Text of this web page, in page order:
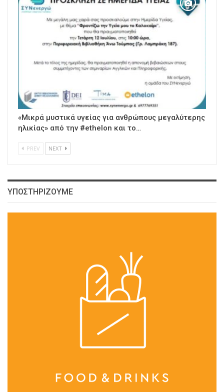
«Μικρά μυστικά υγείας για ανθρώπους μεγαλύτερης
ηλικίας» από την #ethelon και το…
PREV NEXT
ΥΠΟΣΤΗΡΙΖΟΥΜΕ